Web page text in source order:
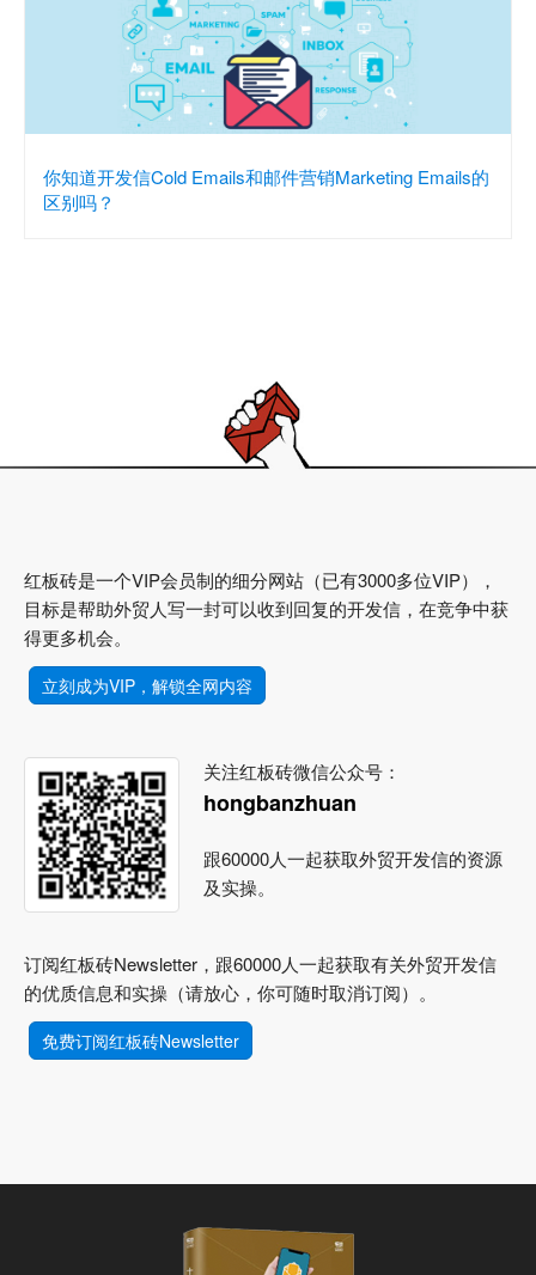
你知道开发信Cold Emails和邮件营销Marketing Emails的
区别吗？
红板砖是一个VIP会员制的细分网站（已有3000多位VIP），
目标是帮助外贸人写一封可以收到回复的开发信，在竞争中获
得更多机会。
立刻成为VIP，解锁全网内容
关注红板砖微信公众号：
hongbanzhuan
跟60000人一起获取外贸开发信的资源
及实操。
订阅红板砖Newsletter，跟60000人一起获取有关外贸开发信
的优质信息和实操（请放心，你可随时取消订阅）。
免费订阅红板砖Newsletter